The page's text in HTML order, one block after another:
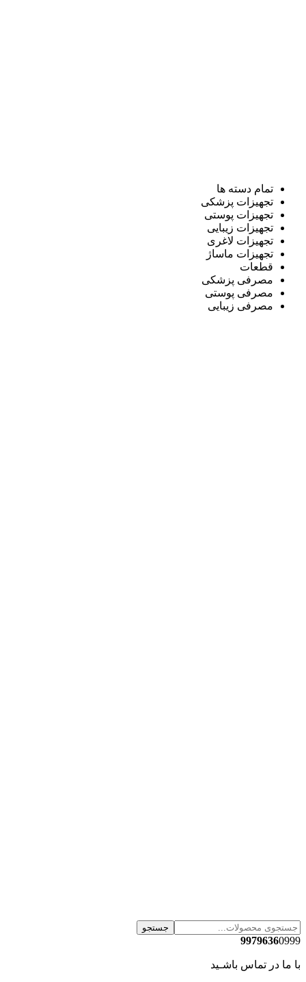
تمام دسته ها
تجهیزات پزشکی
تجهیزات پوستی
تجهیزات زیبایی
تجهیزات لاغری
تجهیزات ماساژ
قطعات
مصرفی پزشکی
مصرفی پوستی
مصرفی زیبایی
جستجو
99796360999
با ما در تماس باشـید